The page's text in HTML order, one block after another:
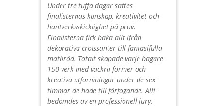
Under tre tuffa dagar sattes
finalisternas kunskap, kreativitet och
hantverksskicklighet på prov.
Finalisterna fick baka allt ifrån
dekorativa croissanter till fantasifulla
matbröd. Totalt skapade varje bagare
150 verk med vackra former och
kreativa utformningar under de sex
timmar de hade till förfogande. Allt
bedömdes av en professionell jury.